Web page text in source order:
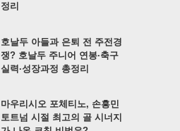
정리
호날두 아들과 은퇴 전 주전경
쟁? 호날두 주니어 연봉·축구
실력·성장과정 총정리
마우리시오 포체티노, 손흥민
토트넘 시절 최고의 골 시너지